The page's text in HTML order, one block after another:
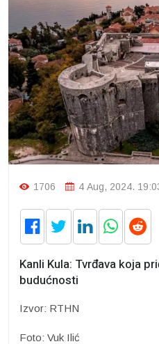
1706 4 Aug, 2024.
Kanli Kula: Tvrđava koja
budućnosti
Izvor: RTHN
Foto: Vuk Ilić